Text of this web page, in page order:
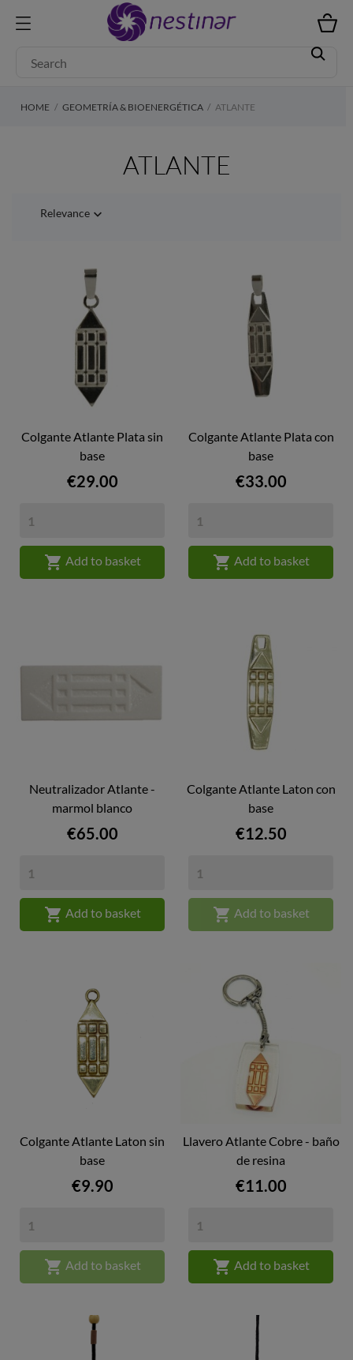
HOME GEOMETRÍA & BIOENERGÉTICA ATLANTE
ATLANTE
Relevance 
Colgante Atlante Plata sin
base
Price
€29.00
 Add to basket
Colgante Atlante Plata con
base
Price
€33.00
 Add to basket
Neutralizador Atlante -
marmol blanco
Price
€65.00
 Add to basket
Colgante Atlante Laton con
base
Price
€12.50
 Add to basket
Colgante Atlante Laton sin
base
Price
€9.90
 Add to basket
Llavero Atlante Cobre - baño
de resina
Price
€11.00
 Add to basket